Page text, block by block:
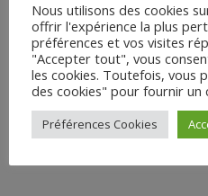
QU’IMPORTE SI LES
Intervention de Gilles
meurent
➜ ZOMBIES :
Introduction des Cinémas
Intervention de Claire Diao
Nous utilisons des cookies
offrir l'expérience la plus
préférences et vos visites
"Accepter tout", vous
les cookies. Toutefois, vous
des cookies" pour fournir un
Préférences Cookies